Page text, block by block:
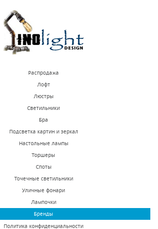
Распродажа
Лофт
Люстры
Светильники
Бра
Подсветка картин и зеркал
Настольные лампы
Торшеры
Споты
Точечные светильники
Уличные фонари
Лампочки
Бренды
Политика конфиденциальности